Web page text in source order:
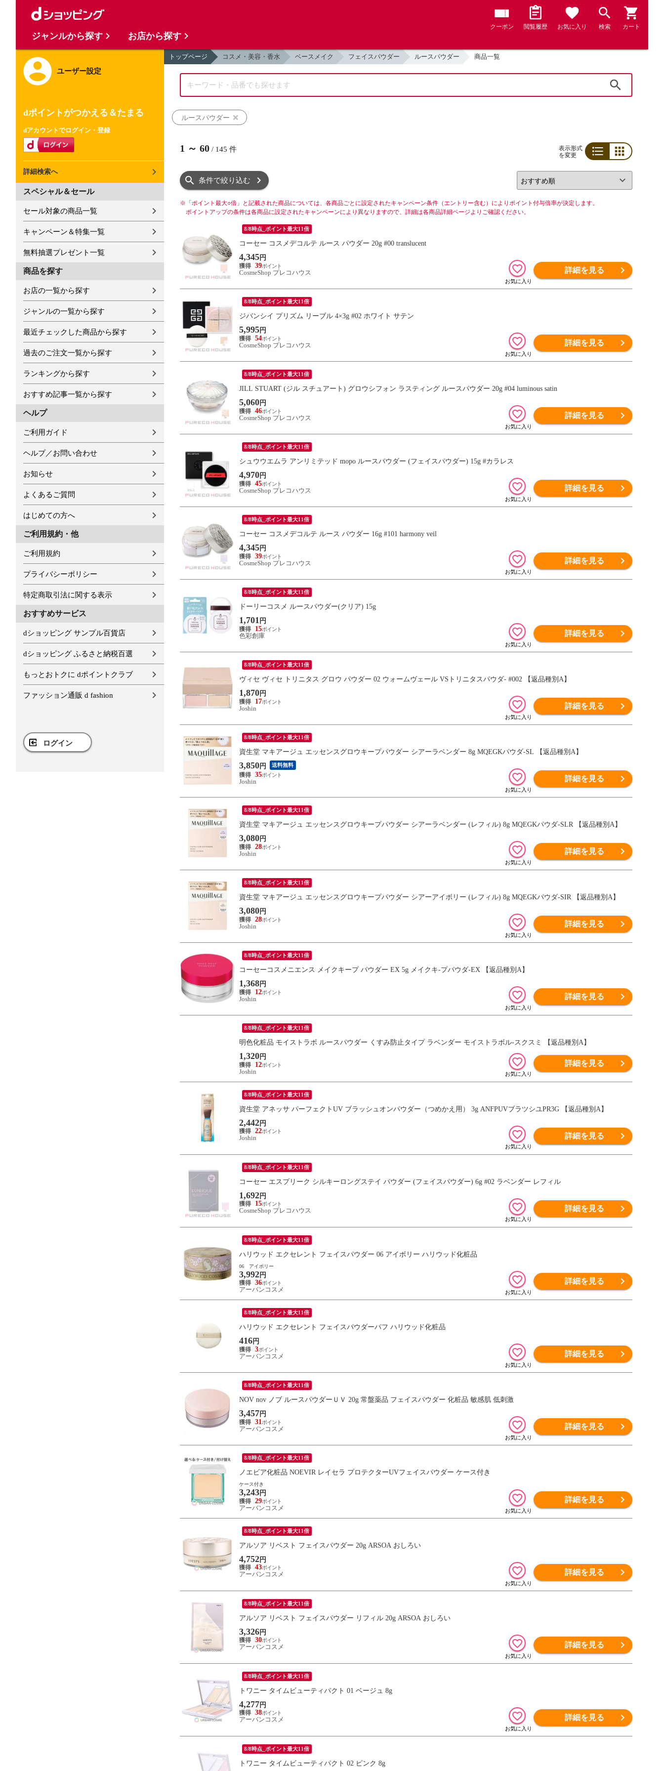
クーポン 閲覧履歴 お気に入り 検索 カート
ユーザー設定
dポイントがつかえる＆たまる
dアカウントでログイン・登録
詳細検索へ
スペシャル＆セール
セール対象の商品一覧
キャンペーン＆特集一覧
無料抽選プレゼント一覧
商品を探す
お店の一覧から探す
ジャンルの一覧から探す
最近チェックした商品から探す
過去のご注文一覧から探す
ランキングから探す
おすすめ記事一覧から探す
ヘルプ
ご利用ガイド
ヘルプ／お問い合わせ
お知らせ
よくあるご質問
はじめての方へ
ご利用規約・他
ご利用規約
プライバシーポリシー
特定商取引法に関する表示
おすすめサービス
dショッピング サンプル百貨店
dショッピング ふるさと納税百選
もっとおトクに dポイントクラブ
ファッション通販 d fashion
ログイン
トップページ コスメ・美容・香水 ベースメイク フェイスパウダー ルースパウダー 商品一覧
ルースパウダー
1 ～ 60 / 145 件
表示形式
を変更
条件で絞り込む
※ 「ポイント最大○倍」と記載された商品については、各商品ごとに設定されたキャンペーン条件（エントリー含む）によりポイント付与倍率が決定します。
ポイントアップの条件は各商品に設定されたキャンペーンにより異なりますので、詳細は各商品詳細ページよりご確認ください。
8/8時点_ポイント最大11倍
コーセー コスメデコルテ ルース パウダー 20g #00 translucent
4,345 円
39
CosmeShop プレコハウス
詳細を見る
8/8時点_ポイント最大11倍
ジバンシイ プリズム リーブル 4×3g #02 ホワイト サテン
5,995 円
54
CosmeShop プレコハウス
詳細を見る
8/8時点_ポイント最大11倍
JILL STUART (ジル スチュアート) グロウシフォン ラスティング ルースパウダー 20g #04 luminous satin
5,060 円
46
CosmeShop プレコハウス
詳細を見る
8/8時点_ポイント最大11倍
シュウウエムラ アンリミテッド mopo ルースパウダー (フェイスパウダー) 15g #カラレス
4,970 円
45
CosmeShop プレコハウス
詳細を見る
8/8時点_ポイント最大11倍
コーセー コスメデコルテ ルース パウダー 16g #101 harmony veil
4,345 円
39
CosmeShop プレコハウス
詳細を見る
8/8時点_ポイント最大11倍
ドーリーコスメ ルースパウダー(クリア) 15g
1,701 円
15
色彩創庫
詳細を見る
8/8時点_ポイント最大11倍
ヴィセ ヴィセ トリニタス グロウ パウダー 02 ウォームヴェール VSトリニタスパウダ- #002 【返品種別A】
1,870 円
17
Joshin
詳細を見る
8/8時点_ポイント最大11倍
資生堂 マキアージュ エッセンスグロウキープパウダー シアーラベンダー 8g MQEGKパウダ-SL 【返品種別A】
3,850 円 送料無料
35
Joshin
詳細を見る
8/8時点_ポイント最大11倍
資生堂 マキアージュ エッセンスグロウキープパウダー シアーラベンダー (レフィル) 8g MQEGKパウダ-SLR 【返品種別A】
3,080 円
28
Joshin
詳細を見る
8/8時点_ポイント最大11倍
資生堂 マキアージュ エッセンスグロウキープパウダー シアーアイボリー (レフィル) 8g MQEGKパウダ-SIR 【返品種別A】
3,080 円
28
Joshin
詳細を見る
8/8時点_ポイント最大11倍
コーセーコスメニエンス メイクキープ パウダー EX 5g メイクキ-プパウダ-EX 【返品種別A】
1,368 円
12
Joshin
詳細を見る
8/8時点_ポイント最大11倍
明色化粧品 モイストラボ ルースパウダー くすみ防止タイプ ラベンダー モイストラボル-スクスミ 【返品種別A】
1,320 円
12
Joshin
詳細を見る
8/8時点_ポイント最大11倍
資生堂 アネッサ パーフェクトUV ブラッシュオンパウダー（つめかえ用） 3g ANFPUVブラツシユPR3G 【返品種別A】
2,442 円
22
Joshin
詳細を見る
8/8時点_ポイント最大11倍
コーセー エスプリーク シルキーロングステイ パウダー (フェイスパウダー) 6g #02 ラベンダー レフィル
1,692 円
15
CosmeShop プレコハウス
詳細を見る
8/8時点_ポイント最大11倍
ハリウッド エクセレント フェイスパウダー 06 アイボリー ハリウッド化粧品
06 アイボリー
3,992 円
36
アーバンコスメ
詳細を見る
8/8時点_ポイント最大11倍
ハリウッド エクセレント フェイスパウダーパフ ハリウッド化粧品
416 円
3
アーバンコスメ
詳細を見る
8/8時点_ポイント最大11倍
NOV nov ノブ ルースパウダーＵＶ 20g 常盤薬品 フェイスパウダー 化粧品 敏感肌 低刺激
3,457 円
31
アーバンコスメ
詳細を見る
8/8時点_ポイント最大11倍
ノエビア化粧品 NOEVIR レイセラ プロテクターUVフェイスパウダー ケース付き
ケース付き
3,243 円
29
アーバンコスメ
詳細を見る
8/8時点_ポイント最大11倍
アルソア リベスト フェイスパウダー 20g ARSOA おしろい
4,752 円
43
アーバンコスメ
詳細を見る
8/8時点_ポイント最大11倍
アルソア リベスト フェイスパウダー リフィル 20g ARSOA おしろい
3,326 円
30
アーバンコスメ
詳細を見る
8/8時点_ポイント最大11倍
トワニー タイムビューティパクト 01 ベージュ 8g
4,277 円
38
アーバンコスメ
詳細を見る
8/8時点_ポイント最大11倍
トワニー タイムビューティパクト 02 ピンク 8g
ジャンルから探す お店から探す